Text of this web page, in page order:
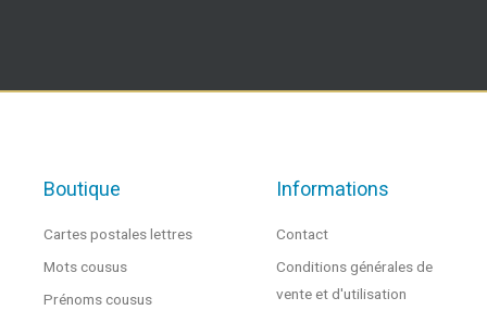
Boutique
Cartes postales lettres
Mots cousus
Prénoms cousus
Informations
Contact
Conditions générales de
vente et d'utilisation